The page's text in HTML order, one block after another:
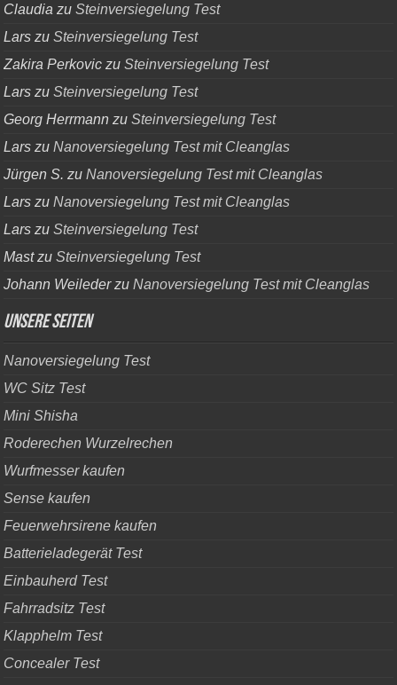
Claudia zuSteinversiegelung Test
Lars zuSteinversiegelung Test
Zakira Perkovic zuSteinversiegelung Test
Lars zuSteinversiegelung Test
Georg Herrmann zuSteinversiegelung Test
Lars zuNanoversiegelung Test mit Cleanglas
Jürgen S. zuNanoversiegelung Test mit Cleanglas
Lars zuNanoversiegelung Test mit Cleanglas
Lars zuSteinversiegelung Test
MastzuSteinversiegelung Test
Johann WeilederzuNanoversiegelung Test mit Cleanglas
Unsere Seiten
Nanoversiegelung Test
WC Sitz Test
Mini Shisha
Roderechen Wurzelrechen
Wurfmesser kaufen
Sense kaufen
Feuerwehrsirene kaufen
Batterieladegerät Test
Einbauherd Test
Fahrradsitz Test
Klapphelm Test
Concealer Test